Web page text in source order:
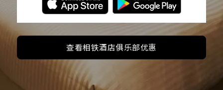
查看相铁酒店俱乐部优惠